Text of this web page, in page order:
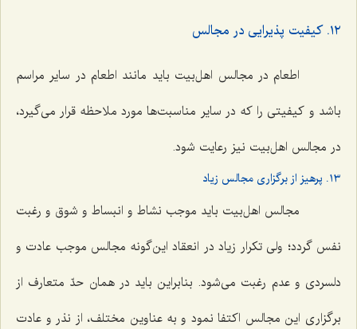
١٢. کیفیت پذیرایی در مجالس
اطعام در مجالس اهل‌بیت باید مانند اطعام در سایر مراسم
باشد و کیفیتی را که در سایر مناسبت‌ها مورد ملاحظه قرار می‌گیرد،
در مجالس اهل‌بیت نیز رعایت شود.
١٣. پرهیز از برگزاری مجالس زیاد
مجالس اهل‌بیت باید موجب نشاط و انبساط و شوق و رغبت
نفس گردد؛ ولی تکرار زیاد در انعقاد این‌گونه مجالس موجب عادت و
دلسردی و عدم رغبت می‌شود. بنابراین باید در همان حدّ متعارف از
برگزاری این مجالس اکتفا نمود و به عناوین مختلف، از نذر و عادت